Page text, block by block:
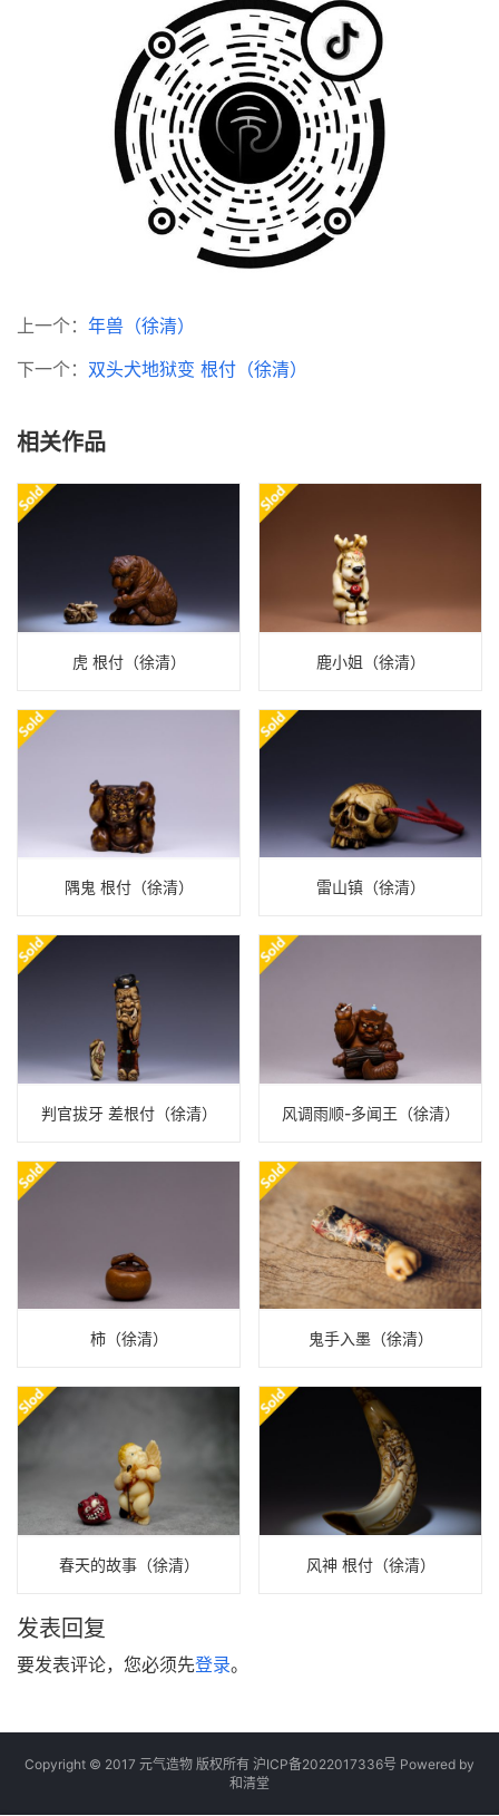
上一个： 年兽（徐清）
下一个： 双头犬地狱变 根付（徐清）
相关作品
虎 根付（徐清） 鹿小姐（徐清）
隅鬼 根付（徐清） 雷山镇（徐清）
判官拔牙 差根付（徐清） 风调雨顺-多闻王（徐清）
柿（徐清） 鬼手入墨（徐清）
春天的故事（徐清） 风神 根付（徐清）
发表回复
要发表评论，您必须先登录。
Copyright © 2017 元气造物 版权所有 沪ICP备2022017336号 Powered by
和清堂